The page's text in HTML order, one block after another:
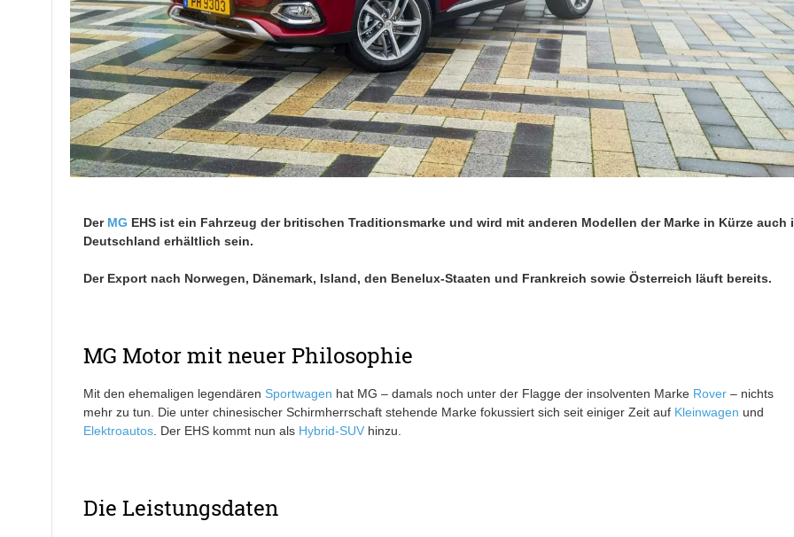
Der MG EHS ist ein Fahrzeug der britischen Traditionsmarke und wird mit anderen Modellen der Marke in Kürze auch
Deutschland erhältlich sein.
Der Export nach Norwegen, Dänemark, Island, den Benelux-Staaten und Frankreich sowie Österreich läuft bereits.
MG Motor mit neuer Philosophie
Mit den ehemaligen legendären Sportwagen hat MG – damals noch unter der Flagge der insolventen Marke Rover– nichts
mehr zu tun. Die unter chinesischer Schirmherrschaft stehende Marke fokussiert sich seit einiger Zeit auf Kleinwagen und
Elektroautos. Der EHS kommt nun als Hybrid-SUVhinzu.
Die Leistungsdaten